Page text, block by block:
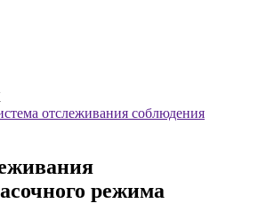
отслеживания соблюдения
режима